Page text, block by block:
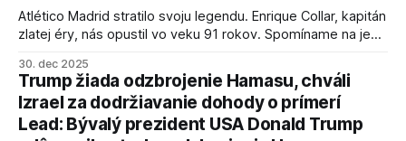
Atlético Madrid stratilo svoju legendu. Enrique Collar, kapitán
zlatej éry, nás opustil vo veku 91 rokov. Spomíname na jeho
30. dec 2025
Trump žiada odzbrojenie Hamasu, chváli
Izrael za dodržiavanie dohody o prímerí
Lead: Bývalý prezident USA Donald Trump